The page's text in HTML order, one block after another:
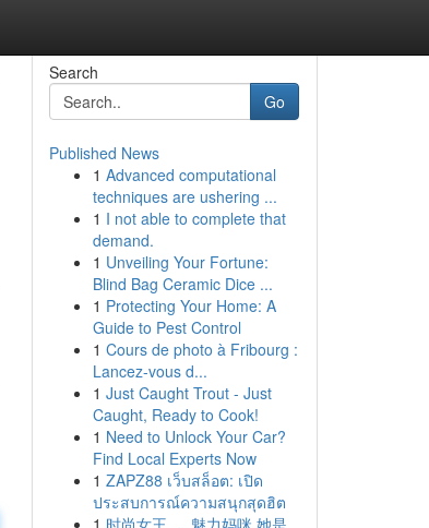
Search
Go
Published News
1 Advanced computational
techniques are ushering ...
1 I not able to complete that
demand.
1 Unveiling Your Fortune:
Blind Bag Ceramic Dice ...
1 Protecting Your Home: A
Guide to Pest Control
1 Cours de photo à Fribourg :
Lancez-vous d...
1 Just Caught Trout - Just
Caught, Ready to Cook!
1 Need to Unlock Your Car?
Find Local Experts Now
1 ZAPZ88 เว็บสล็อต: เปิด
ประสบการณ์ความสนุกสุดฮิต
1 时尚女王 ， 魅力妈咪 她是